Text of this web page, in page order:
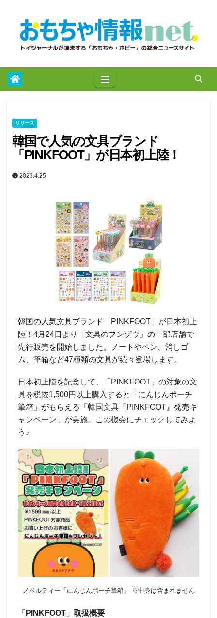
リリース
韓国で人気の文具ブランド
「PINKFOOT」が日本初上陸！
2023.4.25
韓国の人気文具ブランド「PINKFOOT」が日本初上
陸！4月24日より「文具のブンゾウ」の一部店舗で
先行販売を開始しました。ノートやペン、消しゴ
ム、筆箱など47種類の文具が続々登場します。
日本初上陸を記念して、「PINKFOOT」の対象の文
具を税抜1,500円以上購入すると「にんじんポーチ
筆箱」がもらえる「韓国文具『PINKFOOT』発売キ
ャンペーン」が実施。この機会にチェックしてみよ
う♪
ノベルティー「にんじんポーチ筆箱」 ※中身は含まれません
「PINKFOOT」取扱概要